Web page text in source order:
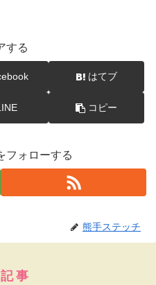
する
はてブ
コピー
フォローする
熊手ステッチ
事